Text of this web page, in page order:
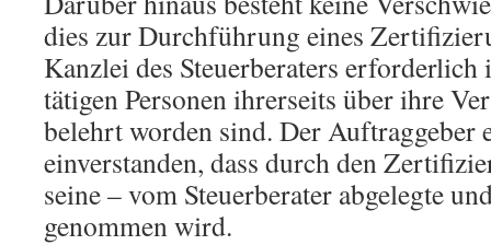
dies zur Durchführung eines
Kanzlei des Steuerberaters
tätigen Personen ihrerseits über ihre
belehrt worden sind. Der Auftraggeber
einverstanden, dass durch den
seine – vom Steuerberater abgelegte
genommen wird.